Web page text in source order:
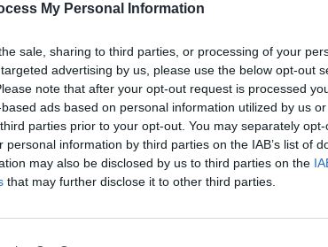
My Personal Information
sale, sharing to third parties, or processing of your
advertising by us, please use the below opt-out
note that after your opt-out request is processed
ads based on personal information utilized by us
parties prior to your opt-out. You may separately
information by third parties on the IAB’s list of
may also be disclosed by us to third parties on the
that may further disclose it to other third parties.
Sisma ai Campi Flegrei, salvato
un cane bloccato in un edificio
inagibile